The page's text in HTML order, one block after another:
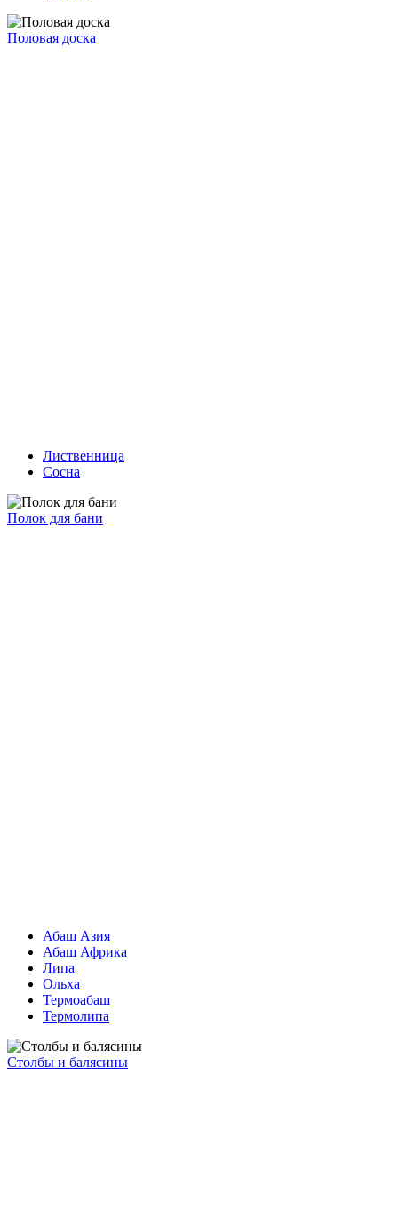
Половая доска
Лиственница
Сосна
Полок для бани
Абаш Азия
Абаш Африка
Липа
Ольха
Термоабаш
Термолипа
Столбы и балясины